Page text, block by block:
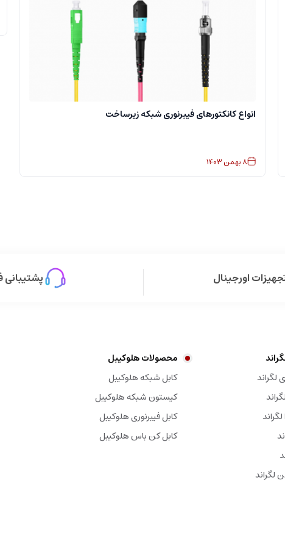
انواع کانکتورهای فیبرنوری شبکه زیرساخت
8بهمن1403
اورجینال پشتیبانی
لگراند
لگراند
محصولات هلوکیبل
کابل شبکه هلوکیبل
کیستون شبکه هلوکیبل
کابل فیبرنوری هلوکیبل
کابل کن باس هلوکیبل